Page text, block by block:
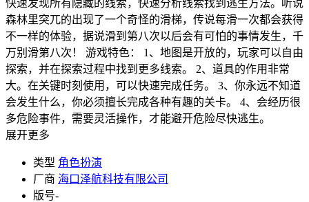
快速发现所有隐藏的线索，快速分析线索找到逃生方法。听说
森林里突兀的出现了一个奇怪的滑梯，传说每滑一次都会获得
不一样的体验，据说滑到第八次以后会有可怕的事情发生，千
万别滑第八次！ 游戏特色： 1、地图是开放的，玩家可以自由
探索，并在探索过程中找到更多线索。 2、道具的作用非常
大。在关键时刻使用，可以快速完成任务。 3、你永远不知道
会发生什么，你必须擅长完成各种有趣的关卡。 4、会经历很
多危险事件，需要灵活操作，才能避开危险尽快逃生。
展开更多
类型 角色扮演
厂商 海口泽航科技有限公司
版号-